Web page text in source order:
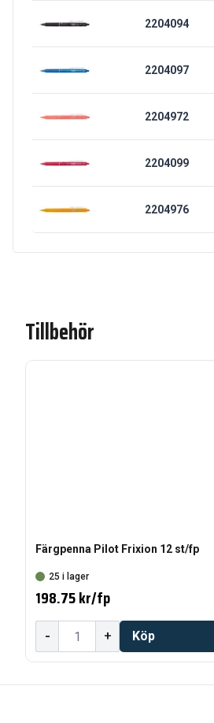
2204094
2204097
2204972
2204099
2204976
Tillbehör
Färgpenna Pilot Frixion 12 st/fp
25 i lager
198.75 kr/fp
- + Köp